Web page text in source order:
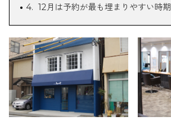
4. 12月は予約が最も埋まりやすい時期